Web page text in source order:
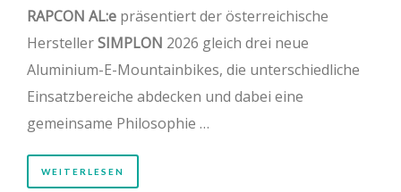
RAPCON AL:e präsentiert der österreichische
HerstellerSIMPLON 2026 gleich drei neue
Aluminium-E-Mountainbikes, die unterschiedliche
Einsatzbereiche abdecken und dabei eine
gemeinsame Philosophie …
WEITERLESEN